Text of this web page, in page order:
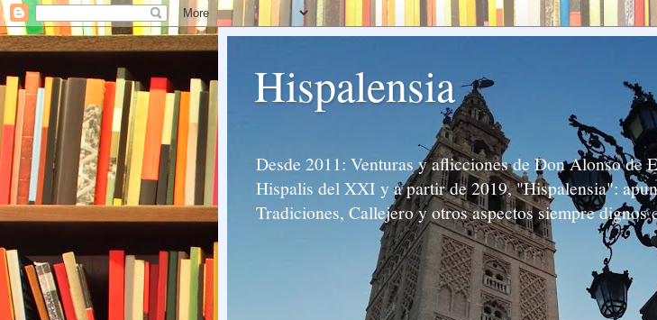
Hispalensia
Desde 2011: Venturas y aflicciones de Don Alonso
Hispalis del XXI y a partir de 2019, "Hispalensia":
Tradiciones, Callejero y otros aspectos siempre dignos